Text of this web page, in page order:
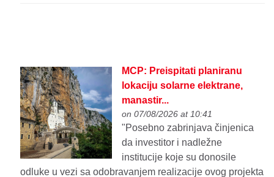
MCP: Preispitati planiranu
lokaciju solarne elektrane,
manastir...
on 07/08/2026 at 10:41
"Posebno zabrinjava činjenica
da investitor i nadležne
institucije koje su donosile
odluke u vezi sa odobravanjem realizacije ovog projekta